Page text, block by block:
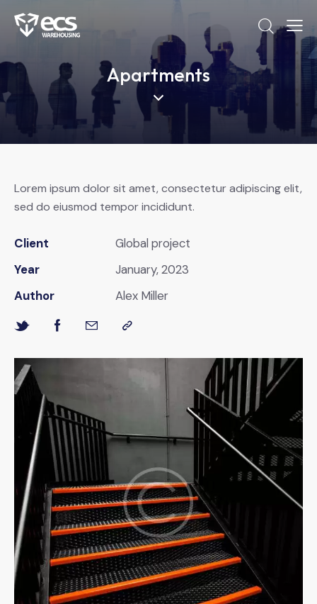
Apartments
Lorem ipsum dolor sit amet, consectetur adipiscing elit,
sed do eiusmod tempor incididunt.
Client
Global project
Year
January, 2023
Author
Alex Miller